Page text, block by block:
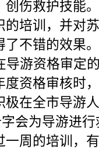
创伤救护技能
的培训，并对
了不错的效果。
游资格审定
度资格审核时
极在全市导游
会为导游进
一周的培训，